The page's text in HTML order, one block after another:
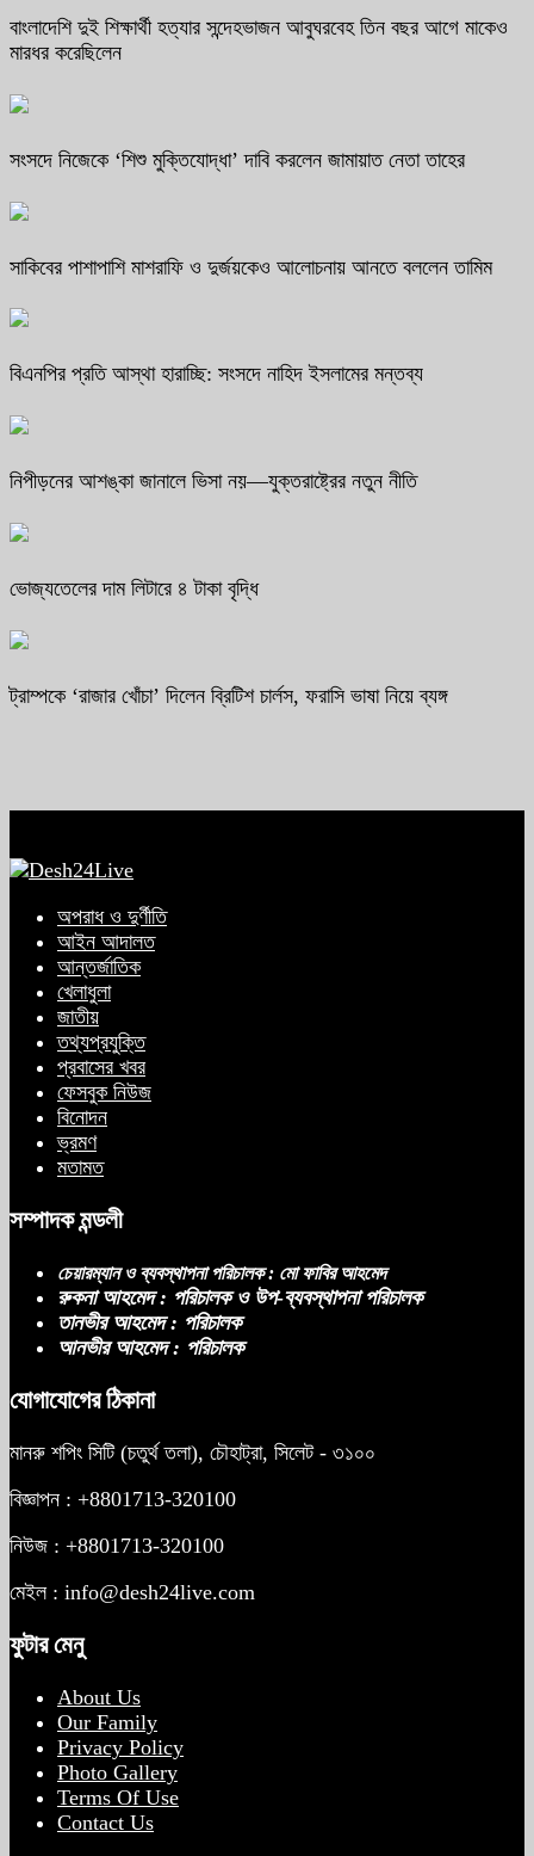
বাংলাদেশি দুই শিক্ষার্থী হত্যার সন্দেহভাজন আবুঘরবেহ তিন বছর আগে মাকেও
মারধর করেছিলেন
সংসদে নিজেকে ‘শিশু মুক্তিযোদ্ধা’ দাবি করলেন জামায়াত নেতা তাহের
সাকিবের পাশাপাশি মাশরাফি ও দুর্জয়কেও আলোচনায় আনতে বললেন তামিম
বিএনপির প্রতি আস্থা হারাচ্ছি: সংসদে নাহিদ ইসলামের মন্তব্য
নিপীড়নের আশঙ্কা জানালে ভিসা নয়—যুক্তরাষ্ট্রের নতুন নীতি
ভোজ্যতেলের দাম লিটারে ৪ টাকা বৃদ্ধি
ট্রাম্পকে ‘রাজার খোঁচা’ দিলেন ব্রিটিশ চার্লস, ফরাসি ভাষা নিয়ে ব্যঙ্গ
অপরাধ ও দুর্ণীতি
আইন আদালত
আন্তর্জাতিক
খেলাধুলা
জাতীয়
তথ্যপ্রযুক্তি
প্রবাসের খবর
ফেসবুক নিউজ
বিনোদন
ভ্রমণ
মতামত
সম্পাদক মন্ডলী
চেয়ারম্যান ও ব্যবস্থাপনা পরিচালক : মো ফাবির আহমেদ
রুকনা আহমেদ : পরিচালক ও উপ-ব্যবস্থাপনা পরিচালক
তানভীর আহমেদ : পরিচালক
আনভীর আহমেদ : পরিচালক
যোগাযোগের ঠিকানা
মানরু শপিং সিটি (চতুর্থ তলা), চৌহাট্রা, সিলেট - ৩১০০
বিজ্ঞাপন : +8801713-320100
নিউজ : +8801713-320100
মেইল : info@desh24live.com
ফুটার মেনু
About Us
Our Family
Privacy Policy
Photo Gallery
Terms Of Use
Contact Us